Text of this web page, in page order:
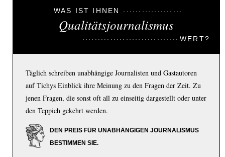
WAS IST IHNEN
Qualitätsjournalismus
WERT?
Täglich schreiben unabhängige Journalisten und Gastautoren
auf Tichys Einblick ihre Meinung zu den Fragen der Zeit. Zu
jenen Fragen, die sonst oft all zu einseitig dargestellt oder unter
den Teppich gekehrt werden.
DEN PREIS FÜR UNABHÄNGIGEN JOURNALISMUS
BESTIMMEN SIE.